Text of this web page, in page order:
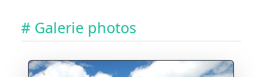
# Galerie photos